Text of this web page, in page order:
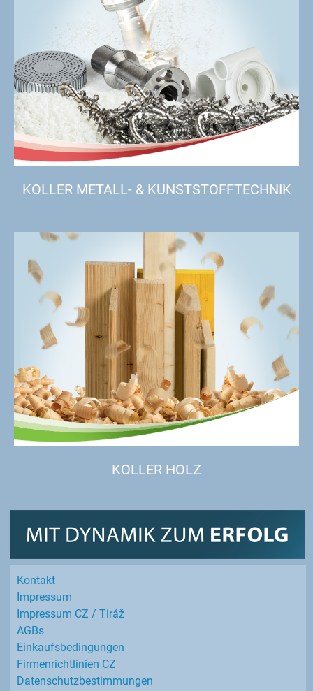
KOLLER METALL- & KUNSTSTOFFTECHNIK
KOLLER HOLZ
Kontakt
Impressum
Impressum CZ / Tiráž
AGBs
Einkaufs­bedingungen
Firmenrichtlinien CZ
Datenschutz­bestimmungen